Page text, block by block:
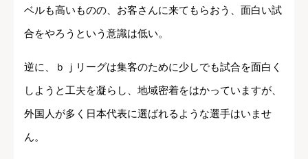
ベルも高いものの、お客さんに来てもらおう、面白い試
合をやろうという意識は低い。
逆に、ｂｊリーグは集客のために少しでも試合を面白く
しようと工夫を凝らし、地域密着をはかっていますが、
外国人が多く日本代表に選ばれるような選手はいませ
ん。